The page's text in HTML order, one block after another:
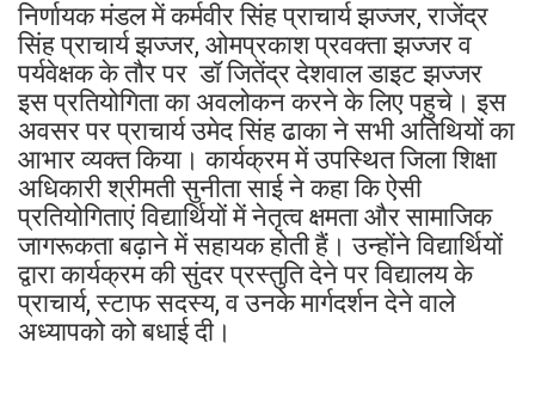
निर्णायक मंडल में कर्मवीर सिंह प्राचार्य झज्जर, राजेंद्र
सिंह प्राचार्य झज्जर, ओमप्रकाश प्रवक्ता झज्जर व
पर्यवेक्षक के तौर पर डॉ जितेंद्र देशवाल डाइट झज्जर
इस प्रतियोगिता का अवलोकन करने के लिए पहुचे। इस
अवसर पर प्राचार्य उमेद सिंह ढाका ने सभी अतिथियों का
आभार व्यक्त किया। कार्यक्रम में उपस्थित जिला शिक्षा
अधिकारी श्रीमती सुनीता साई ने कहा कि ऐसी
प्रतियोगिताएं विद्यार्थियों में नेतृत्व क्षमता और सामाजिक
जागरूकता बढ़ाने में सहायक होती हैं। उन्होंने विद्यार्थियों
द्वारा कार्यक्रम की सुंदर प्रस्तुति देने पर विद्यालय के
प्राचार्य, स्टाफ सदस्य, व उनके मार्गदर्शन देने वाले
अध्यापको को बधाई दी।